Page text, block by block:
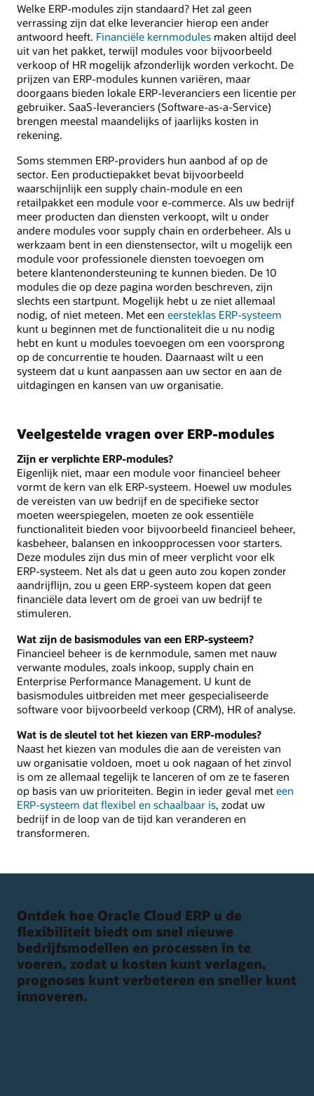
Welke ERP-modules zijn standaard? Het zal geen
verrassing zijn dat elke leverancier hierop een ander
antwoord heeft. Financiële kernmodules maken altijd deel
uit van het pakket, terwijl modules voor bijvoorbeeld
verkoop of HR mogelijk afzonderlijk worden verkocht. De
prijzen van ERP-modules kunnen variëren, maar
doorgaans bieden lokale ERP-leveranciers een licentie per
gebruiker. SaaS-leveranciers (Software-as-a-Service)
brengen meestal maandelijks of jaarlijks kosten in
rekening.
Soms stemmen ERP-providers hun aanbod af op de
sector. Een productiepakket bevat bijvoorbeeld
waarschijnlijk een supply chain-module en een
retailpakket een module voor e-commerce. Als uw bedrijf
meer producten dan diensten verkoopt, wilt u onder
andere modules voor supply chain en orderbeheer. Als u
werkzaam bent in een dienstensector, wilt u mogelijk een
module voor professionele diensten toevoegen om
betere klantenondersteuning te kunnen bieden. De 10
modules die op deze pagina worden beschreven, zijn
slechts een startpunt. Mogelijk hebt u ze niet allemaal
nodig, of niet meteen. Met een eersteklas ERP-systeem
kunt u beginnen met de functionaliteit die u nu nodig
hebt en kunt u modules toevoegen om een voorsprong
op de concurrentie te houden. Daarnaast wilt u een
systeem dat u kunt aanpassen aan uw sector en aan de
uitdagingen en kansen van uw organisatie.
Veelgestelde vragen over ERP-modules
Zijn er verplichte ERP-modules?
Eigenlijk niet, maar een module voor financieel beheer
vormt de kern van elk ERP-systeem. Hoewel uw modules
de vereisten van uw bedrijf en de specifieke sector
moeten weerspiegelen, moeten ze ook essentiële
functionaliteit bieden voor bijvoorbeeld financieel beheer,
kasbeheer, balansen en inkoopprocessen voor starters.
Deze modules zijn dus min of meer verplicht voor elk
ERP-systeem. Net als dat u geen auto zou kopen zonder
aandrijflijn, zou u geen ERP-systeem kopen dat geen
financiële data levert om de groei van uw bedrijf te
stimuleren.
Wat zijn de basismodules van een ERP-systeem?
Financieel beheer is de kernmodule, samen met nauw
verwante modules, zoals inkoop, supply chain en
Enterprise Performance Management. U kunt de
basismodules uitbreiden met meer gespecialiseerde
software voor bijvoorbeeld verkoop (CRM), HR of analyse.
Wat is de sleutel tot het kiezen van ERP-modules?
Naast het kiezen van modules die aan de vereisten van
uw organisatie voldoen, moet u ook nagaan of het zinvol
is om ze allemaal tegelijk te lanceren of om ze te faseren
op basis van uw prioriteiten. Begin in ieder geval met een
ERP-systeem dat flexibel en schaalbaar is, zodat uw
bedrijf in de loop van de tijd kan veranderen en
transformeren.
Ontdek hoe Oracle Cloud ERP u de
flexibiliteit biedt om snel nieuwe
bedrijfsmodellen en processen in te
voeren, zodat u kosten kunt verlagen,
prognoses kunt verbeteren en sneller kunt
innoveren.